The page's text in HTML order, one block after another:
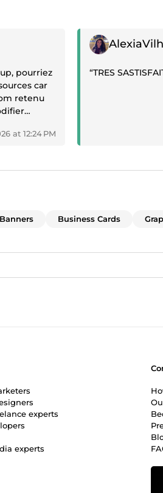
pourriez
retenu
? Et une
at 12:24 PM
Positive review
“TRES
Business Cards
experts
experts